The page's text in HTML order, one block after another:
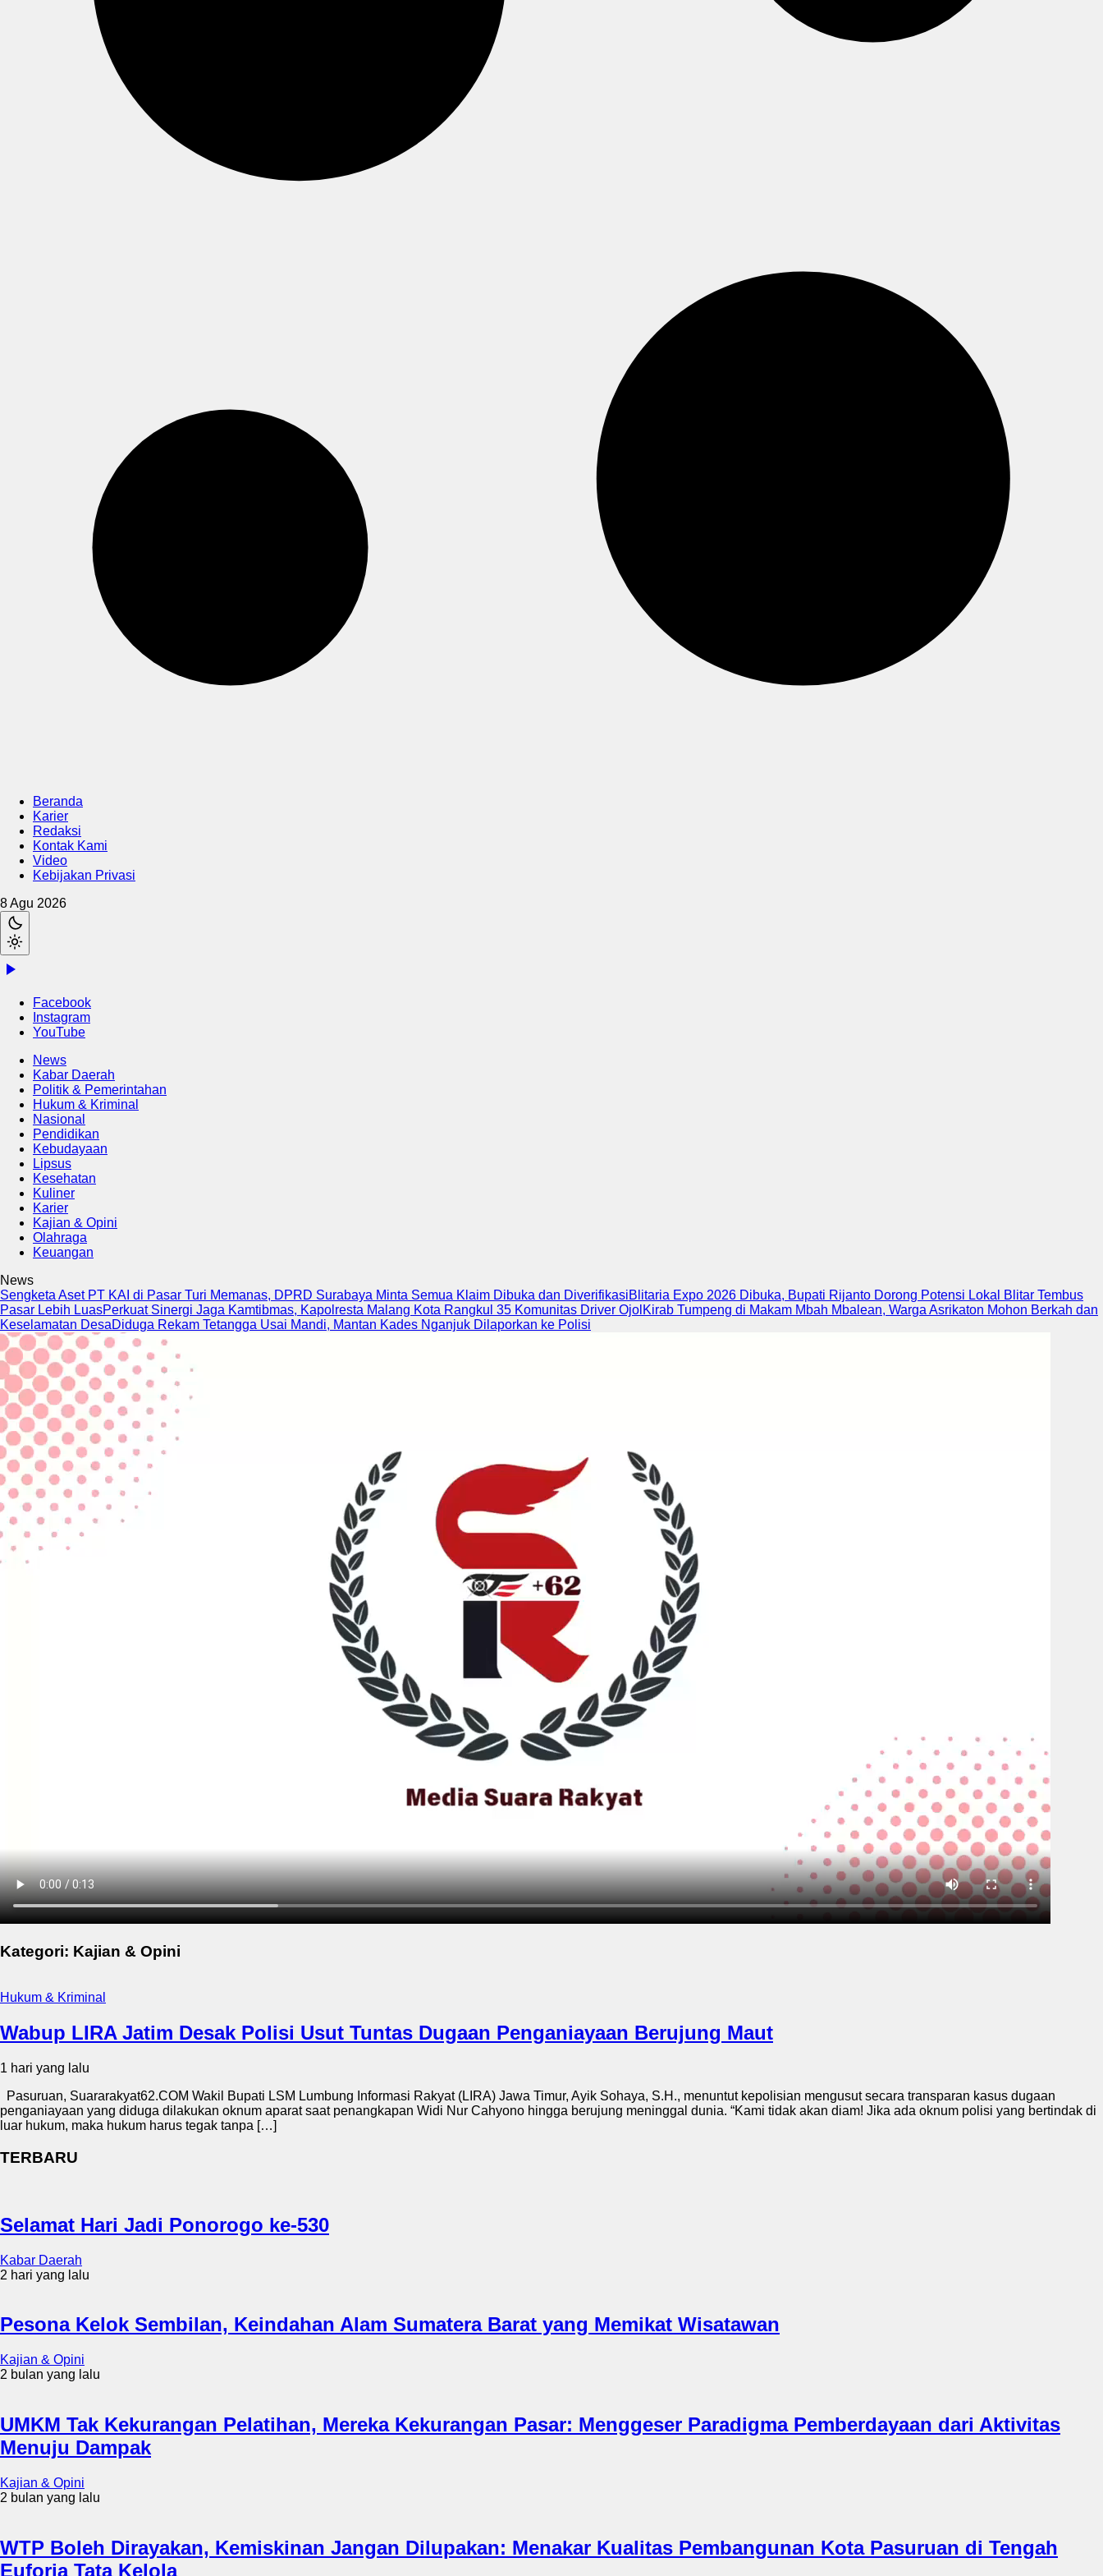
Beranda
Karier
Redaksi
Kontak Kami
Video
Kebijakan Privasi
8 Agu 2026
Facebook
Instagram
YouTube
News
Kabar Daerah
Politik & Pemerintahan
Hukum & Kriminal
Nasional
Pendidikan
Kebudayaan
Lipsus
Kesehatan
Kuliner
Karier
Kajian & Opini
Olahraga
Keuangan
News
Sengketa Aset PT KAI di Pasar Turi Memanas, DPRD Surabaya Minta Semua Klaim Dibuka dan DiverifikasiBlitaria Expo 2026 Dibuka, Bupati Rijanto Dorong Potensi Lokal Blitar Tembus
Pasar Lebih LuasPerkuat Sinergi Jaga Kamtibmas, Kapolresta Malang Kota Rangkul 35 Komunitas Driver Ojol Kirab Tumpeng di Makam Mbah Mbalean, Warga Asrikaton Mohon Berkah dan
Keselamatan DesaDiduga Rekam Tetangga Usai Mandi, Mantan Kades Nganjuk Dilaporkan ke Polisi
Kategori: Kajian & Opini
Hukum & Kriminal
Wabup LIRA Jatim Desak Polisi Usut Tuntas Dugaan Penganiayaan Berujung Maut
1 hari yang lalu
Pasuruan, Suararakyat62.COM Wakil Bupati LSM Lumbung Informasi Rakyat (LIRA) Jawa Timur, Ayik Sohaya, S.H., menuntut kepolisian mengusut secara transparan kasus dugaan
penganiayaan yang diduga dilakukan oknum aparat saat penangkapan Widi Nur Cahyono hingga berujung meninggal dunia. “Kami tidak akan diam! Jika ada oknum polisi yang bertindak di
luar hukum, maka hukum harus tegak tanpa […]
TERBARU
Selamat Hari Jadi Ponorogo ke-530
Kabar Daerah
2 hari yang lalu
Pesona Kelok Sembilan, Keindahan Alam Sumatera Barat yang Memikat Wisatawan
Kajian & Opini
2 bulan yang lalu
UMKM Tak Kekurangan Pelatihan, Mereka Kekurangan Pasar: Menggeser Paradigma Pemberdayaan dari Aktivitas
Menuju Dampak
Kajian & Opini
2 bulan yang lalu
WTP Boleh Dirayakan, Kemiskinan Jangan Dilupakan: Menakar Kualitas Pembangunan Kota Pasuruan di Tengah
Euforia Tata Kelola